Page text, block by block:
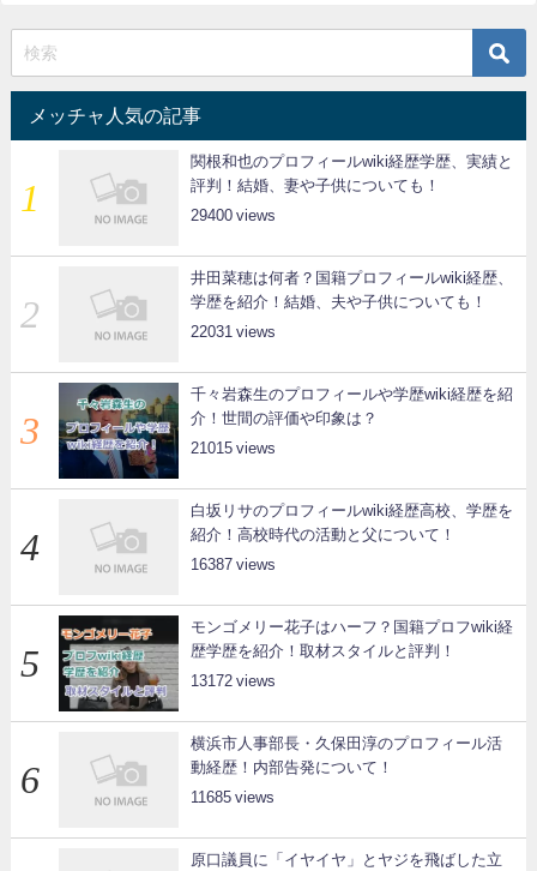
メッチャ人気の記事
関根和也のプロフィールwiki経歴学歴、実績と
評判！結婚、妻や子供についても！
29400
井田菜穂は何者？国籍プロフィールwiki経歴、
学歴を紹介！結婚、夫や子供についても！
22031
千々岩森生のプロフィールや学歴wiki経歴を紹
介！世間の評価や印象は？
21015
白坂リサのプロフィールwiki経歴高校、学歴を
紹介！高校時代の活動と父について！
16387
モンゴメリー花子はハーフ？国籍プロフwiki経
歴学歴を紹介！取材スタイルと評判！
13172
横浜市人事部長・久保田淳のプロフィール活
動経歴！内部告発について！
11685
原口議員に「イヤイヤ」とヤジを飛ばした立